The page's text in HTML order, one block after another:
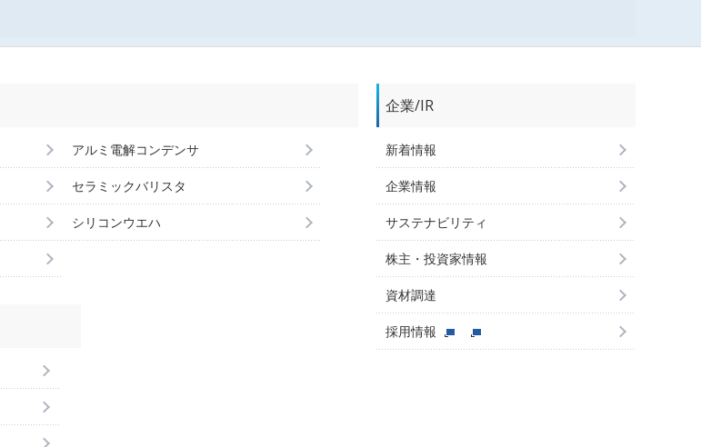
アルミ電解コンデンサ
セラミックバリスタ
シリコンウエハ
企業/IR
新着情報
企業情報
サステナビリティ
株主・投資家情報
資材調達
採用情報